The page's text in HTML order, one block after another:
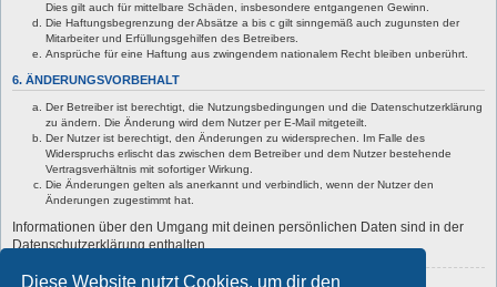
Diese Website nutzt Cookies, um dir den
Dies gilt auch für mittelbare Schäden, insbesondere entgangenen Gewinn.
Die Haftungsbegrenzung der Absätze a bis c gilt sinngemäß auch zugunsten der
Mitarbeiter und Erfüllungsgehilfen des Betreibers.
Ansprüche für eine Haftung aus zwingendem nationalem Recht bleiben unberührt.
6. ÄNDERUNGSVORBEHALT
Der Betreiber ist berechtigt, die Nutzungsbedingungen und die Datenschutzerklärung
zu ändern. Die Änderung wird dem Nutzer per E-Mail mitgeteilt.
Der Nutzer ist berechtigt, den Änderungen zu widersprechen. Im Falle des
Widerspruchs erlischt das zwischen dem Betreiber und dem Nutzer bestehende
Vertragsverhältnis mit sofortiger Wirkung.
Die Änderungen gelten als anerkannt und verbindlich, wenn der Nutzer den
Änderungen zugestimmt hat.
Informationen über den Umgang mit deinen persönlichen Daten sind in der
Datenschutzerklärung enthalten.